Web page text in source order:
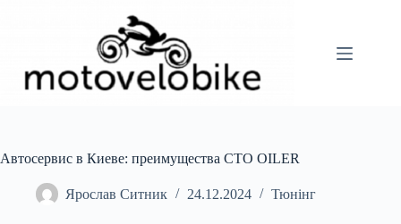
Автосервис в Киеве: преимущества СТО OILER
Ярослав Ситник 24.12.2024 Тюнінг